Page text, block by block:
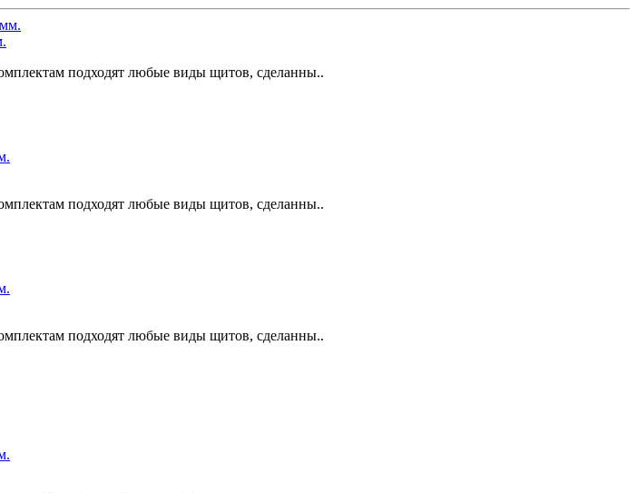
подходят любые виды щитов, сделанны..
подходят любые виды щитов, сделанны..
подходят любые виды щитов, сделанны..